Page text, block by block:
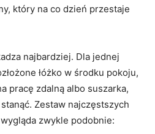
który na co dzień przestaje
najbardziej. Dla jednej
łóżko w środku pokoju,
pracę zdalną albo suszarka,
Zestaw najczęstszych
zwykle podobnie: